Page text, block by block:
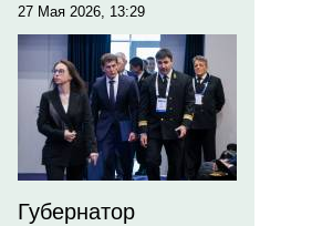
27 Мая 2026, 13:29
Губернатор